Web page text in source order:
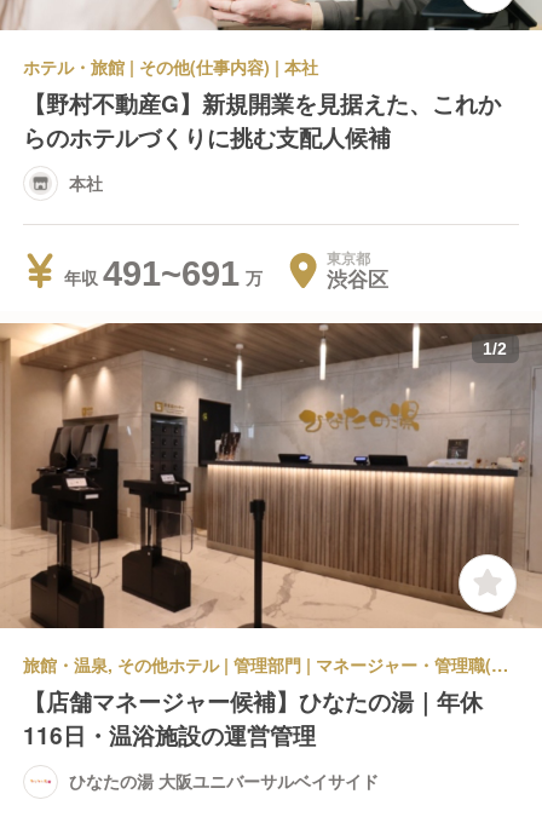
ホテル・旅館 | その他(仕事内容) | 本社
【野村不動産G】新規開業を見据えた、これか
らのホテルづくりに挑む支配人候補
本社
年収 491~691 東京都
渋谷区
1/2
旅館・温泉, その他ホテル | 管理部門 | マネージャー・管理職(施設管理) | ひなたの湯 大阪ユニバーサルベイサイド
【店舗マネージャー候補】ひなたの湯｜年休
116日・温浴施設の運営管理
ひなたの湯 大阪ユニバーサルベイサイド